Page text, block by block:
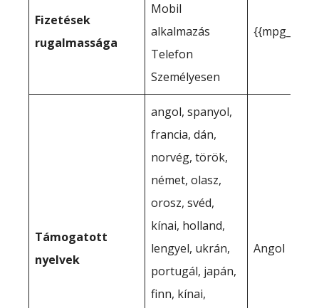
Fizetések
rugalmassága
Mobil
alkalmazás
Telefon
Személyesen
Támogatott
nyelvek
angol, spanyol,
francia, dán,
norvég, török,
német, olasz,
orosz, svéd,
kínai, holland,
lengyel, ukrán,
portugál, japán,
finn, kínai,
Angol